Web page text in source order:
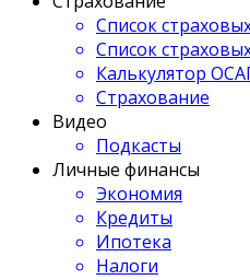
Список
Список
Калькулятор
Страхование
Видео
Подкасты
Личные финансы
Экономия
Кредиты
Ипотека
Налоги